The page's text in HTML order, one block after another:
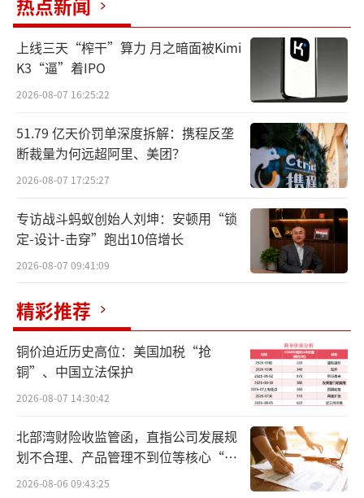
离，让顾客自主把控甜度，兼顾浓郁风味与健
康需求。
数据显示，截至2026年3月，超1500万星
主动减糖或不加糖，其中多数消费者选择了海
盐焦糖和香草口味。
2025年，星巴克推出了真味无糖产品，一
年内，超800万顾客尝试风味客制化，200万人
持续复购，还催生樱色星冰乐等出圈客制化单
饮品。
值得注意的是，合作同步推出主题周边矩
阵，涵盖歌词款冷热杯、主题拎袋、限定小
票、黑胶透卡、撕拉片等，把音乐记忆融入日
常咖啡场景。
在门店，5月15日起，全国8000余家星巴
热点新闻
上线三天“榨干”算力 月之暗面被Kimi
K3“逼”着IPO
2026-08-07 16:25:22
51.79 亿天价罚单深度拆解：携程反垄
断裁量为何远超阿里、美团？
2026-08-07 17:25:27
专访战斗蚂蚁创始人刘坤：安顿用“锁
定-设计-击穿”跑出10倍增长
2026-08-07 09:41:09
精彩推荐
铜价迫近历史高位：美国加税“抢
铜”、中国立法保护
2026-08-07 14:30:42
北部湾财险收监管函，直指公司发展规
划不合理、产品管理不到位等核心“痛
点”
2026-08-06 09:43:25